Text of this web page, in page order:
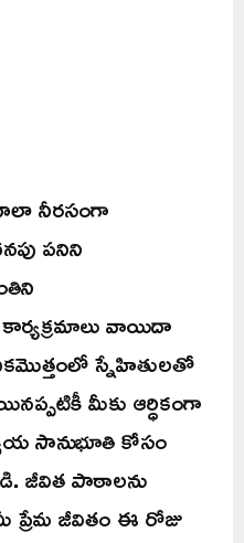
నీరసంగా
పనిని
వాయిదా
స్నేహితులతో
మీకు ఆర్ధికంగా
సానుభూతి కోసం
జీవిత పాఠాలను
ప్రేమ జీవితం ఈ రోజు